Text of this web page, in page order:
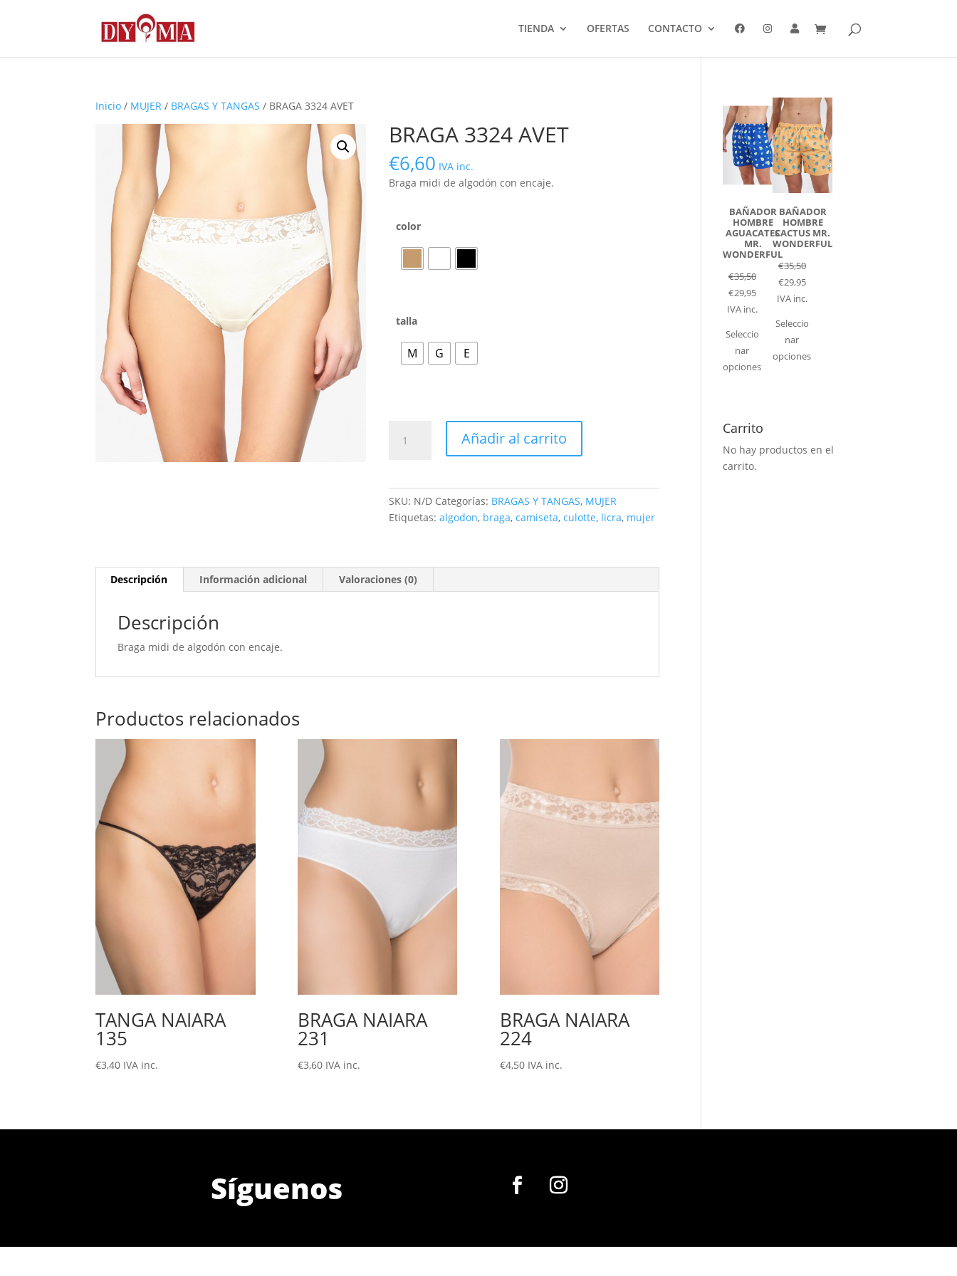
TIENDA OFERTAS CONTACTO
Inicio / MUJER / BRAGAS Y TANGAS / BRAGA 3324 AVET
BRAGA 3324 AVET
€6,60 IVA inc.
Braga midi de algodón con encaje.
color
talla
M G E
Añadir al carrito
SKU: N/D Categorías: BRAGAS Y TANGAS, MUJER
Etiquetas:algodon, braga,camiseta,culotte, licra, mujer
Descripción Información adicional Valoraciones (0)
Descripción
Braga midi de algodón con encaje.
Productos relacionados
TANGA NAIARA
135
€3,40 IVA inc.
BRAGA NAIARA
231
€3,60 IVA inc.
BRAGA NAIARA
224
€4,50 IVA inc.
BAÑADOR
HOMBRE
AGUACATES
MR.
WONDERFUL
€35,50
€29,95
IVA inc.
Seleccio
nar
opciones
BAÑADOR
HOMBRE
CACTUS MR.
WONDERFUL
€35,50
€29,95
IVA inc.
Seleccio
nar
opciones
Carrito
No hay productos en el
carrito.
Síguenos